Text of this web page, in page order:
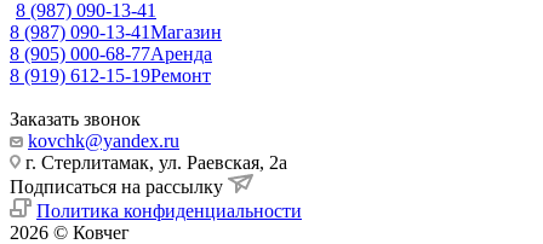
8 (987) 090-13-41
8 (987) 090-13-41Магазин
8 (905) 000-68-77Аренда
8 (919) 612-15-19Ремонт
Заказать звонок
kovchk@yandex.ru
г. Стерлитамак, ул. Раевская, 2а
Подписаться на рассылку
Политика конфиденциальности
2026 © Ковчег